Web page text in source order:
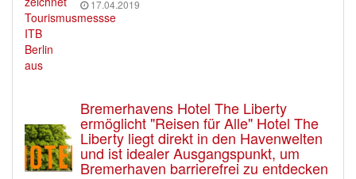
17.04.2019
Bremerhavens Hotel The Liberty
ermöglicht "Reisen für Alle" Hotel The
Liberty liegt direkt in den Havenwelten
und ist idealer Ausgangspunkt, um
Bremerhaven barrierefrei zu entdecken